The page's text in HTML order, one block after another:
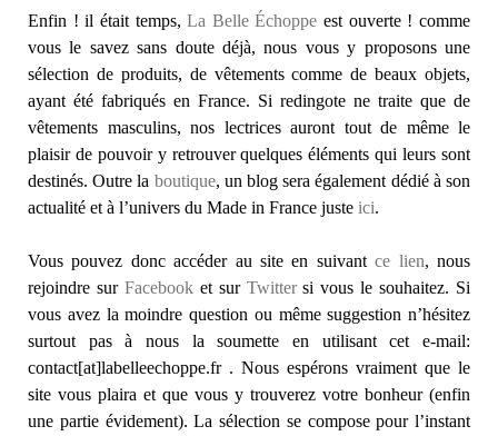
Enfin ! il était temps,La Belle Échoppe est ouverte ! comme
vous le savez sans doute déjà, nous vous y proposons une
sélection de produits, de vêtements comme de beaux objets,
ayant été fabriqués en France. Si redingote ne traite que de
vêtements masculins, nos lectrices auront tout de même le
plaisir de pouvoir y retrouver quelques éléments qui leurs sont
destinés. Outre la boutique, un blog sera également dédié à son
actualité et à l’univers du Made in France juste ici.
Vous pouvez donc accéder au site en suivantce lien, nous
rejoindre sur Facebooket sur Twittersi vous le souhaitez. Si
vous avez la moindre question ou même suggestion n’hésitez
surtout pas à nous la soumette en utilisant cet e-mail:
contact[at]labelleechoppe.fr . Nous espérons vraiment que le
site vous plaira et que vous y trouverez votre bonheur (enfin
une partie évidement). La sélection se compose pour l’instant